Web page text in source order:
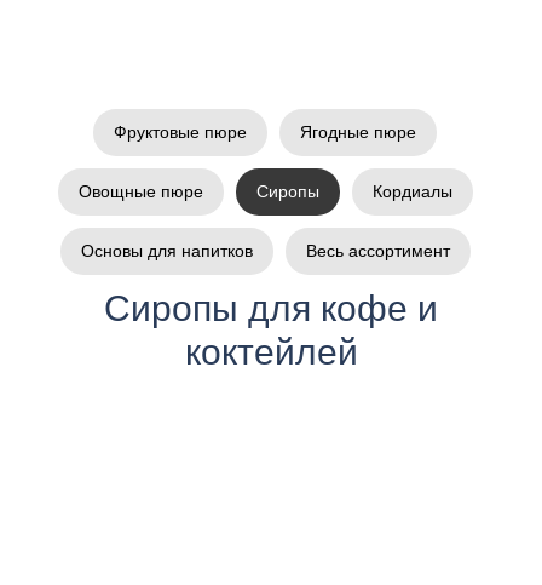
Фруктовые пюре Ягодные пюре
Овощные пюре Сиропы Кордиалы
Основы для напитков Весь ассортимент
Сиропы для кофе и
коктейлей